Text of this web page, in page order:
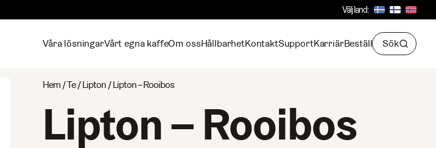
Välj land:
Våra lösningarVårt egna kaffeOm ossHållbarhetKontaktSupportKarriärBeställ Sök
Hem/Te/Lipton/ Lipton – Rooibos
Lipton – Rooibos